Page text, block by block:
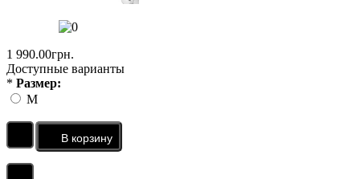
1 990.00грн.
Доступные варианты
* Размер:
M